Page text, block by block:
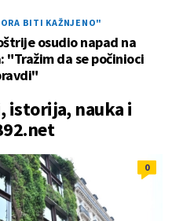
BITI KAŽNJENO"
osudio napad na
"Tražim da se počinioci
istorija, nauka i
0